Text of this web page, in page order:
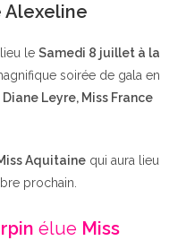
Alexeline
le Samedi 8 juillet à la
soirée de gala en
Diane Leyre, Miss France
Aquitainequi aura lieu
prochain.
élue Miss